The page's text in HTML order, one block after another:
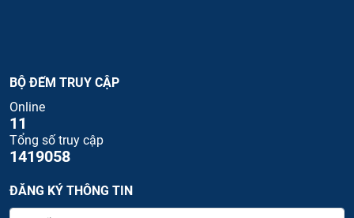
BỘ ĐẾM TRUY CẬP
Online
11
Tổng số truy cập
1419058
ĐĂNG KÝ THÔNG TIN